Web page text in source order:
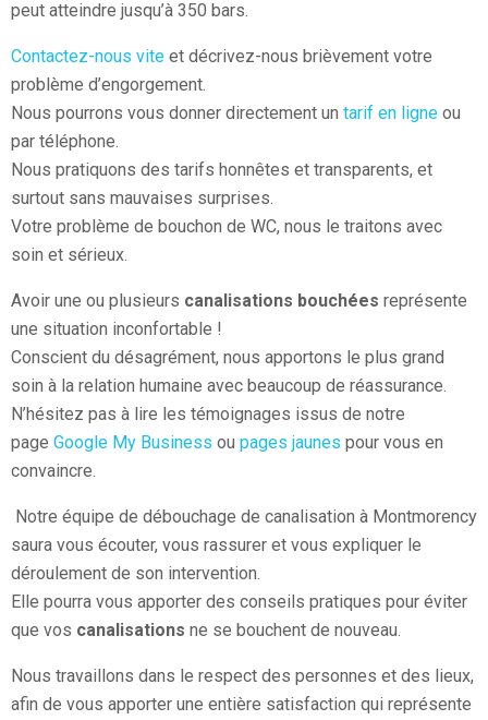
peut atteindre jusqu’à 350 bars.
Contactez-nous vite et décrivez-nous brièvement votre
problème d’engorgement.
Nous pourrons vous donner directement un tarif en ligne ou
par téléphone.
Nous pratiquons des tarifs honnêtes et transparents, et
surtout sans mauvaises surprises.
Votre problème de bouchon de WC, nous le traitons avec
soin et sérieux.
Avoir une ou plusieurs canalisations bouchées représente
une situation inconfortable !
Conscient du désagrément, nous apportons le plus grand
soin à la relation humaine avec beaucoup de réassurance.
N’hésitez pas à lire les témoignages issus de notre
page Google My Business ou pages jaunes pour vous en
convaincre.
Notre équipe de débouchage de canalisation à Montmorency
saura vous écouter, vous rassurer et vous expliquer le
déroulement de son intervention.
Elle pourra vous apporter des conseils pratiques pour éviter
que vos canalisations ne se bouchent de nouveau.
Nous travaillons dans le respect des personnes et des lieux,
afin de vous apporter une entière satisfaction qui représente